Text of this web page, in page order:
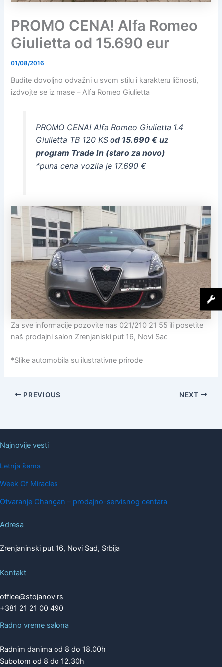
PROMO CENA! Alfa Romeo
Giulietta od 15.690 eur
01/08/2016
Budite dovoljno odvažni u svom stilu i karakteru ličnosti,
izdvojte se iz mase – Alfa Romeo Giulietta
PROMO CENA! Alfa Romeo Giulietta 1.4
Giulietta TB 120 KSod 15.690 € uz
program Trade In (staro za novo)
*puna cena vozila je 17.690 €
Za sve informacije pozovite nas 021/210 21 55 ili posetite
naš prodajni salon Zrenjaniski put 16, Novi Sad
*Slike automobila su ilustrativne prirode
PREVIOUS NEXT
Najnovije vesti
Letnja šema
Week Of Miracles
Otvaranje Changan – prodajno-servisnog centara
Adresa
Zrenjaninski put 16, Novi Sad, Srbija
Kontakt
office@stojanov.rs
+381 21 21 00 490
Radno vreme salona
Radnim danima od 8 do 18.00h
Subotom od 8 do 12.30h